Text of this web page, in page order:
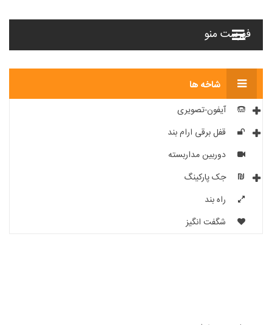
فهرست منو
شاخه ها
آیفون-تصویری
قفل برقی ارام بند
دوربین مداربسته
جک پارکینگ
راه بند
شگفت انگیز